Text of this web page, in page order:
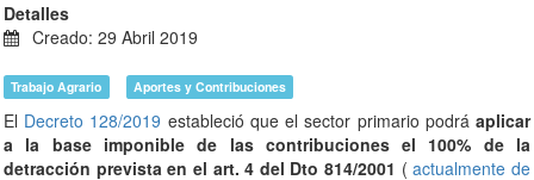
Detalles
Creado: 29 Abril 2019
Trabajo Agrario Aportes y Contribuciones
El Decreto 128/2019 estableció que el sector primario podráaplicar
a la base imponible de las contribuciones el 100% de la
detracción prevista en el art. 4 del Dto 814/2001 (actualmente de